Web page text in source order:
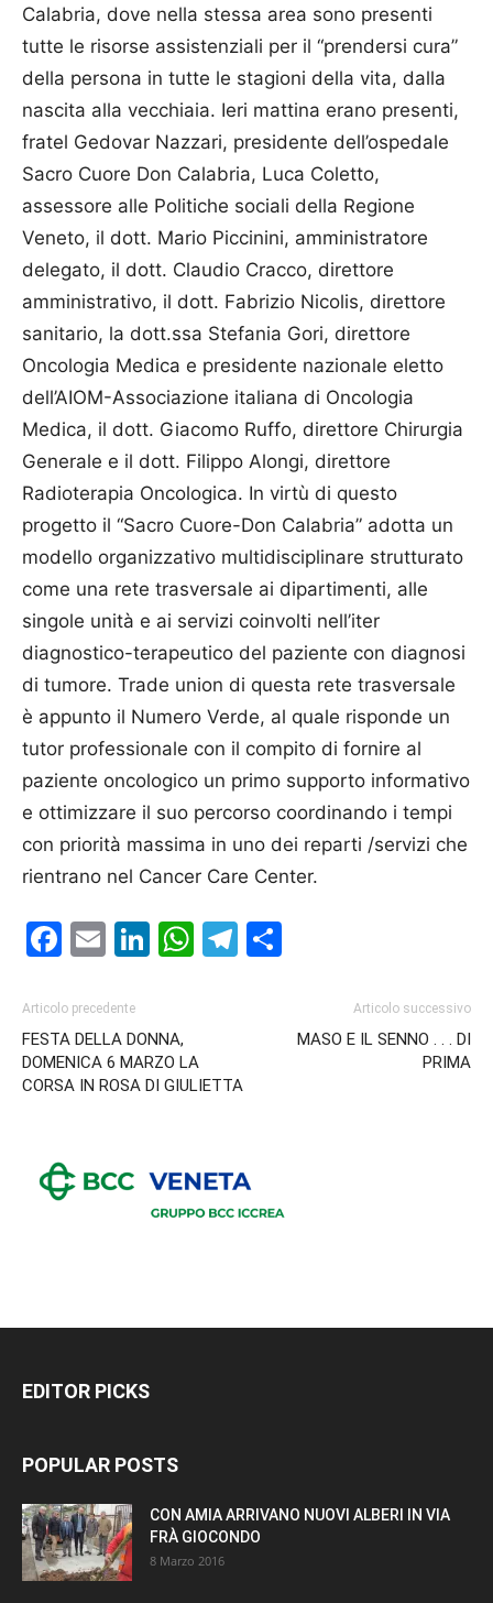
Calabria, dove nella stessa area sono presenti
tutte le risorse assistenziali per il “prendersi cura”
della persona in tutte le stagioni della vita, dalla
nascita alla vecchiaia. Ieri mattina erano presenti,
fratel Ge­d­o­var Nazzari, presidente dell’ospedale
Sacro Cuore Don Calabria, Luca Coletto,
assessore alle Politiche sociali della Regione
Veneto, il dott. Mario Piccinini, amministratore
delegato, il dott. Claudio Cracco, direttore
amministrativo, il dott. Fabrizio Nicolis, direttore
sanitario, la dott.ssa Stefania Gori, direttore
Oncologia Medica e presidente nazionale eletto
dell’AIOM-Associazione italiana di Oncologia
Medica, il dott. Gia­como Ruffo, direttore Chirur­gia
Ge­nerale e il dott. Filippo Alongi, direttore
Radioterapia Onco­logi­ca. In virtù di questo
progetto il “Sacro Cuore-Don Calabria” adotta un
modello organizzativo multidisciplinare strutturato
come una rete trasversale ai dipartimenti, alle
singole unità e ai servizi coinvolti nell’iter
diagnostico-terapeutico del paziente con diagnosi
di tumore. Trade union di questa rete trasversale
è appunto il Numero Verde, al quale risponde un
tutor professionale con il compito di fornire al
paziente oncologico un primo supporto informativo
e ottimizzare il suo percorso coordinando i tempi
con priorità massima in uno dei reparti /servizi che
rientrano nel Cancer Care Center.
Facebook
EmailLinkedIn
WhatsApp
Telegram
Articolo precedente
FESTA DELLA DONNA,
DOMENICA 6 MARZO LA
CORSA IN ROSA DI GIULIETTA
Articolo successivo
MASO E IL SENNO . . . DI
PRIMA
EDITOR PICKS
POPULAR POSTS
CON AMIA ARRIVANO NUOVI ALBERI IN VIA
FRÀ GIOCONDO
8 Marzo 2016